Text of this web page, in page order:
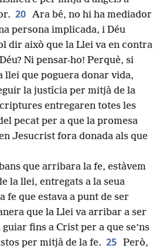
20 Ara bé, no hi ha mediador
persona implicada, i Déu
dir això que la Llei va en contra
Ni pensar-ho! Perquè, si
llei que poguera donar vida,
la justícia per mitjà de la
entregaren totes les
pecat per a que la promesa
Jesucrist fora donada als que
que arribara la fe, estàvem
la llei, entregats a la seua
fe que estava a punt de ser
que la Llei va arribar a ser
guiar fins a Crist per a que se’ns
per mitjà de la fe. 25 Però,